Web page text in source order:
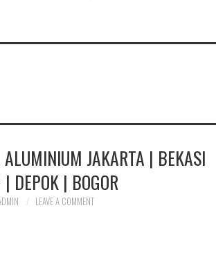
JAKARTA | BEKASI
DEPOK | BOGOR
LEAVE A COMMENT